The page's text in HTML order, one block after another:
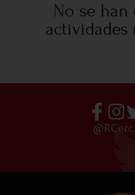
No se
actividades